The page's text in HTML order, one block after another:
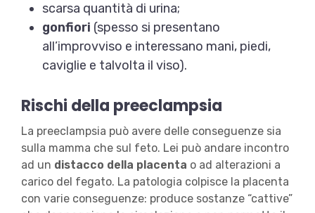
scarsa quantità di urina;
gonfiori (spesso si presentano
all’improvviso e interessano mani, piedi,
caviglie e talvolta il viso).
Rischi della preeclampsia
La preeclampsia può avere delle conseguenze sia
sulla mamma che sul feto. Lei può andare incontro
ad un distacco della placenta o ad alterazioni a
carico del fegato. La patologia colpisce la placenta
con varie conseguenze: produce sostanze “cattive”